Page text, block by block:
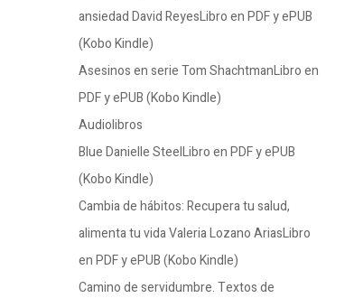
ansiedad David ReyesLibro en PDF y ePUB
(Kobo Kindle)
Asesinos en serie Tom ShachtmanLibro en
PDF y ePUB (Kobo Kindle)
Audiolibros
Blue Danielle SteelLibro en PDF y ePUB
(Kobo Kindle)
Cambia de hábitos: Recupera tu salud,
alimenta tu vida Valeria Lozano AriasLibro
en PDF y ePUB (Kobo Kindle)
Camino de servidumbre. Textos de